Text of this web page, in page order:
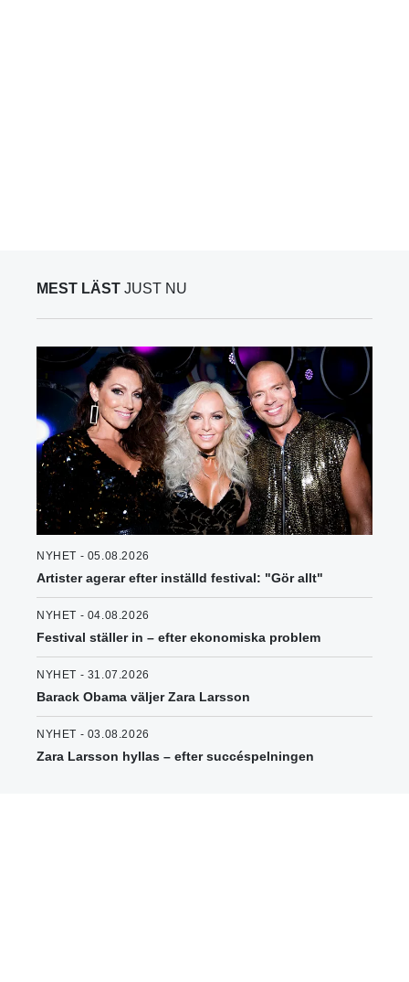
MEST LÄST JUST NU
NYHET - 05.08.2026
Artister agerar efter inställd festival: "Gör allt"
NYHET - 04.08.2026
Festival ställer in – efter ekonomiska problem
NYHET - 31.07.2026
Barack Obama väljer Zara Larsson
NYHET - 03.08.2026
Zara Larsson hyllas – efter succéspelningen